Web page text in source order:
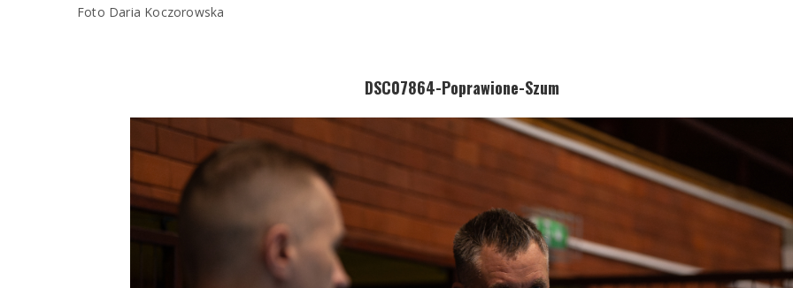
Foto Daria Koczorowska
DSC07864-Poprawione-Szum